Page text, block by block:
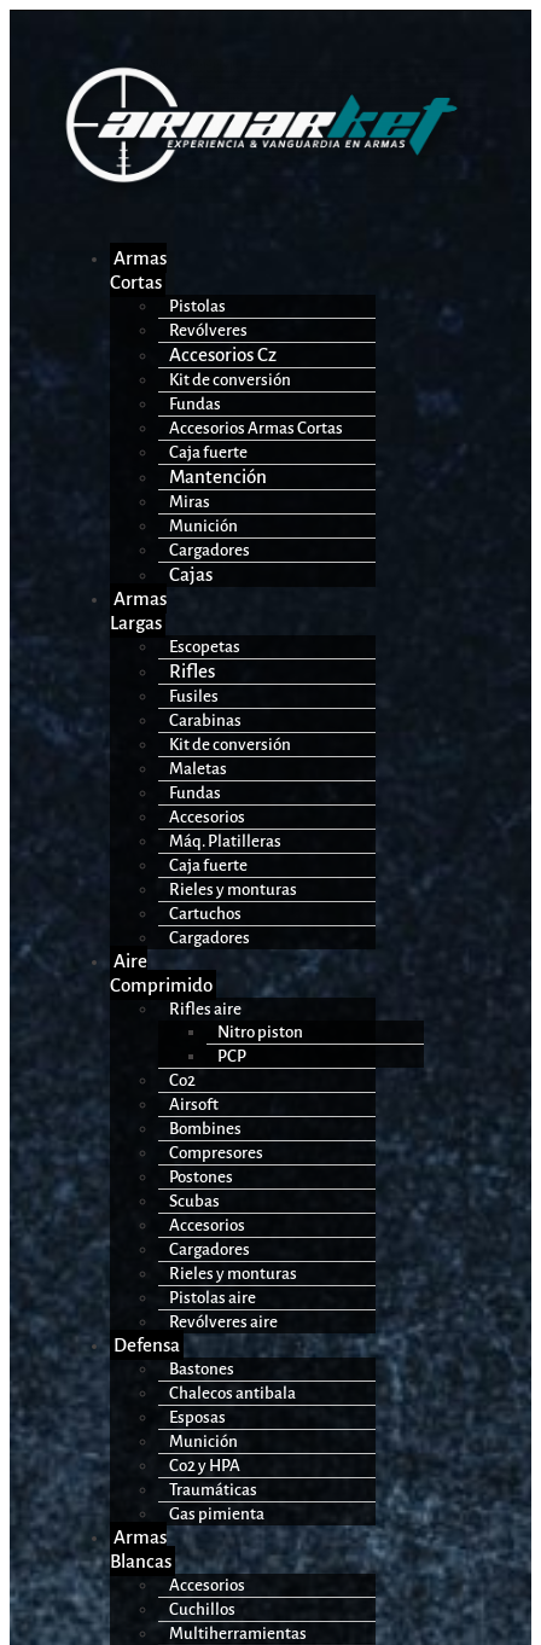
Armas
Cortas
Pistolas
Revólveres
Accesorios Cz
Kit de conversión
Fundas
Accesorios Armas Cortas
Caja fuerte
Mantención
Miras
Munición
Cargadores
Cajas
Armas
Largas
Escopetas
Rifles
Fusiles
Carabinas
Kit de conversión
Maletas
Fundas
Accesorios
Máq. Platilleras
Caja fuerte
Rieles y monturas
Cartuchos
Cargadores
Aire
Comprimido
Rifles aire
Nitro piston
PCP
Co2
Airsoft
Bombines
Compresores
Postones
Scubas
Accesorios
Cargadores
Rieles y monturas
Pistolas aire
Revólveres aire
Defensa
Bastones
Chalecos antibala
Esposas
Munición
Co2 y HPA
Traumáticas
Gas pimienta
Armas
Blancas
Accesorios
Cuchillos
Multiherramientas